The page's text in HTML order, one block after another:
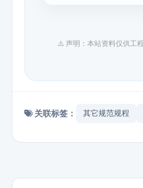
⚠️ 声明：本站资料仅供工
关联标签： 其它规范规程